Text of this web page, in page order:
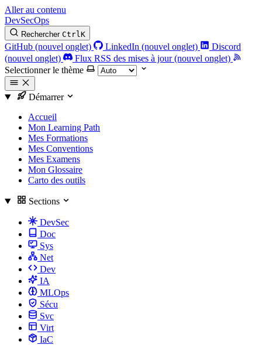
Aller au contenu
DevSecOps
Rechercher CtrlK
GitHub (nouvel onglet) LinkedIn (nouvel onglet)
Discord
(nouvel onglet)
Flux RSS des mises à jour (nouvel onglet)
Selectionner le thème
Démarrer
Accueil
Mon Learning Path
Mes Formations
Mes Conventions
Mes Examens
Mon Glossaire
Carto des outils
Sections
DevSec
Doc
Sys
Net
Dev
IA
MLOps
Sécu
Svc
Virt
IaC